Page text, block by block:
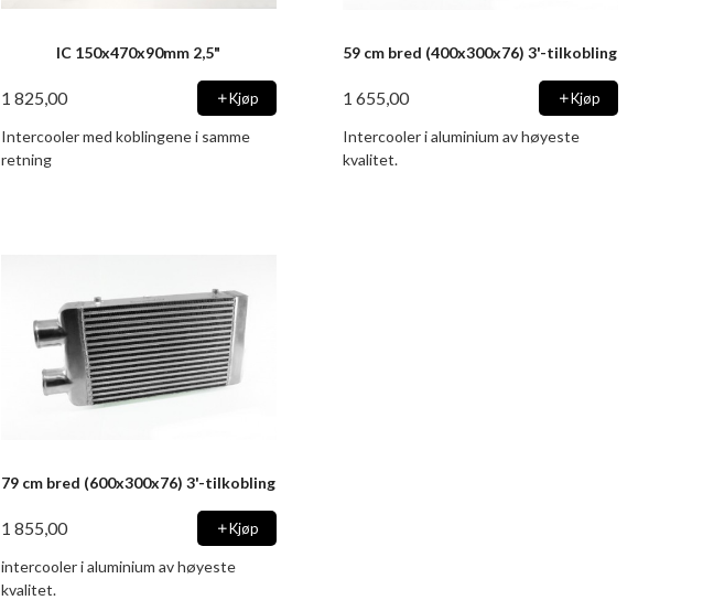
IC 150x470x90mm 2,5"
1 825,00 Kjøp
Intercooler med koblingene i samme
retning
59 cm bred (400x300x76) 3'-tilkobling
1 655,00 Kjøp
Intercooler i aluminium av høyeste
kvalitet.
79 cm bred (600x300x76) 3'-tilkobling
1 855,00 Kjøp
intercooler i aluminium av høyeste
kvalitet.